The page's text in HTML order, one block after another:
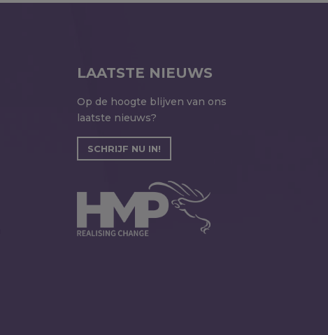
LAATSTE NIEUWS
Op de hoogte blijven van ons
laatste nieuws?
SCHRIJF NU IN!